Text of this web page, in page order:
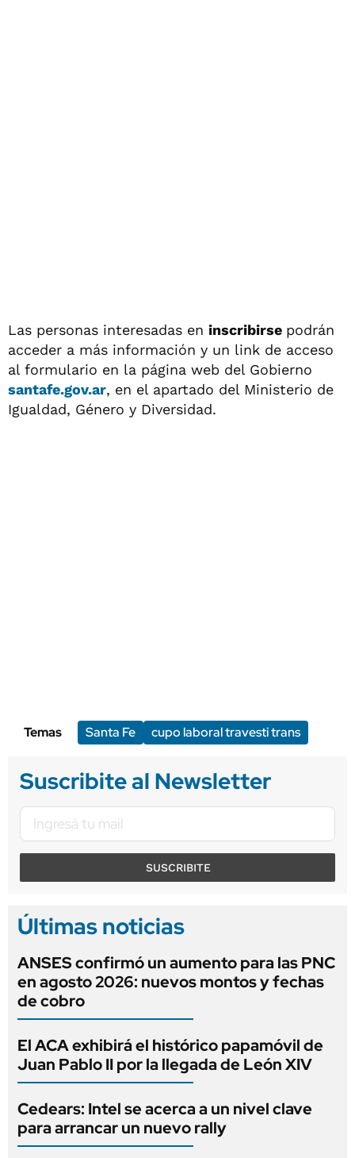
Las personas interesadas en inscribirse podrán
acceder a más información y un link de acceso
al formulario en la página web del Gobierno
santafe.gov.ar, en el apartado del Ministerio de
Igualdad, Género y Diversidad.
Temas Santa Fe cupo laboral travesti trans
Suscribite al Newsletter
SUSCRIBITE
Últimas noticias
ANSES confirmó un aumento para las PNC
en agosto 2026: nuevos montos y fechas
de cobro
El ACA exhibirá el histórico papamóvil de
Juan Pablo II por la llegada de León XIV
Cedears: Intel se acerca a un nivel clave
para arrancar un nuevo rally